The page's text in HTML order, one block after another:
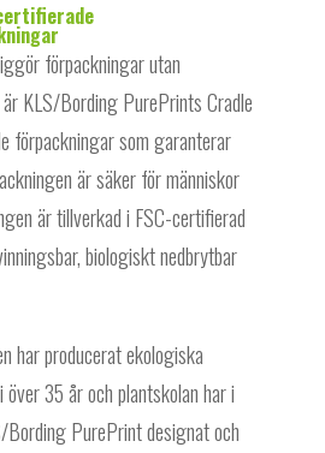
förpackningar utan
KLS/Bording PurePrints Cradle
förpackningar som garanterar
är säker för människor
är tillverkad i FSC-certifierad
biologiskt nedbrytbar
har producerat ekologiska
35 år och plantskolan har i
Bording PurePrint designat och